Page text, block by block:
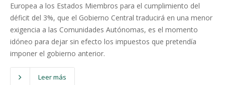
Europea a los Estados Miembros para el cumplimiento del
déficit del 3%, que el Gobierno Central traducirá en una menor
exigencia a las Comunidades Autónomas, es el momento
idóneo para dejar sin efecto los impuestos que pretendía
imponer el gobierno anterior.
Leer más